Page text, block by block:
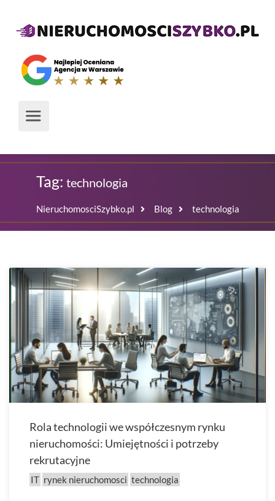
Tag: technologia
NieruchomosciSzybko.pl Blog technologia
Rola technologii we współczesnym rynku
nieruchomości: Umiejętności i potrzeby
rekrutacyjne
IT rynek nieruchomosci technologia